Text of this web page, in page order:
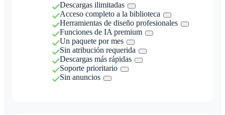
Descargas ilimitadas
Acceso completo a la biblioteca
Herramientas de diseño profesionales
Funciones de IA premium
Un paquete por mes
Sin atribución requerida
Descargas más rápidas
Soporte prioritario
Sin anuncios